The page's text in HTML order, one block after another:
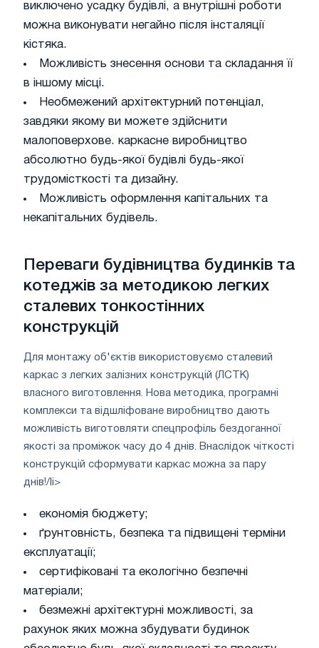
виключено усадку будівлі, а внутрішні роботи
можна виконувати негайно після інсталяції
кістяка.
Можливість знесення основи та складання її
в іншому місці.
Необмежений архітектурний потенціал,
завдяки якому ви можете здійснити
малоповерхове. каркасне виробництво
абсолютно будь-якої будівлі будь-якої
трудомісткості та дизайну.
Можливість оформлення капітальних та
некапітальних будівель.
Переваги будівництва будинків та
котеджів за методикою легких
сталевих тонкостінних
конструкцій
Для монтажу об'єктів використовуємо сталевий
каркас з легких залізних конструкцій (ЛСТК)
власного виготовлення. Нова методика, програмні
комплекси та відшліфоване виробництво дають
можливість виготовляти спецпрофіль бездоганної
якості за проміжок часу до 4 днів. Внаслідок чіткості
конструкцій сформувати каркас можна за пару
днів!/li>
економія бюджету;
ґрунтовність, безпека та підвищені терміни
експлуатації;
сертифіковані та екологічно безпечні
матеріали;
безмежні архітектурні можливості, за
рахунок яких можна збудувати будинок